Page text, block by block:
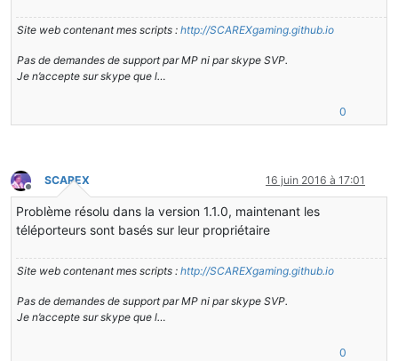
Site web contenant mes scripts : http://SCAREXgaming.github.io
Pas de demandes de support par MP ni par skype SVP.
Je n’accepte sur skype que l…
0
Hors-ligne
SCAREX 16 juin 2016 à 17:01
Problème résolu dans la version 1.1.0, maintenant les
téléporteurs sont basés sur leur propriétaire
Site web contenant mes scripts : http://SCAREXgaming.github.io
Pas de demandes de support par MP ni par skype SVP.
Je n’accepte sur skype que l…
0